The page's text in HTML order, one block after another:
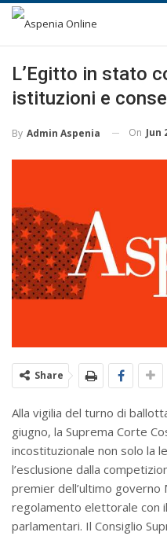
L’Egitto in stato
istituzioni e
By Admin Aspenia On Jun
Share
Alla vigilia del turno di
giugno, la Suprema Corte
incostituzionale non solo la
l’esclusione dalla
premier dell’ultimo governo
regolamento elettorale con
parlamentari. Il Consiglio